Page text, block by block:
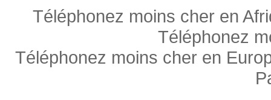
Téléphonez moins cher en
Téléphonez
Téléphonez moins cher en